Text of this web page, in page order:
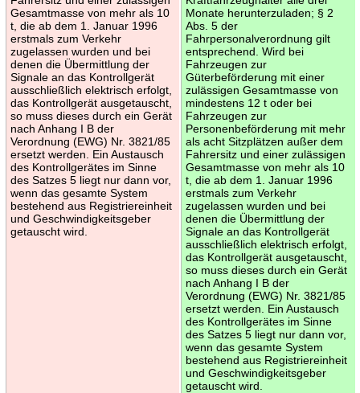
Gesamtmasse von mehr als 10
t, die ab dem 1. Januar 1996
erstmals zum Verkehr
zugelassen wurden und bei
denen die Übermittlung der
Signale an das Kontrollgerät
ausschließlich elektrisch erfolgt,
das Kontrollgerät ausgetauscht,
so muss dieses durch ein Gerät
nach Anhang I B der
Verordnung (EWG) Nr. 3821/85
ersetzt werden. Ein Austausch
des Kontrollgerätes im Sinne
des Satzes 5 liegt nur dann vor,
wenn das gesamte System
bestehend aus Registriereinheit
und Geschwindigkeitsgeber
getauscht wird.
Monate herunterzuladen; § 2
Abs. 5 der
Fahrpersonalverordnung gilt
entsprechend. Wird bei
Fahrzeugen zur
Güterbeförderung mit einer
zulässigen Gesamtmasse von
mindestens 12 t oder bei
Fahrzeugen zur
Personenbeförderung mit mehr
als acht Sitzplätzen außer dem
Fahrersitz und einer zulässigen
Gesamtmasse von mehr als 10
t, die ab dem 1. Januar 1996
erstmals zum Verkehr
zugelassen wurden und bei
denen die Übermittlung der
Signale an das Kontrollgerät
ausschließlich elektrisch erfolgt,
das Kontrollgerät ausgetauscht,
so muss dieses durch ein Gerät
nach Anhang I B der
Verordnung (EWG) Nr. 3821/85
ersetzt werden. Ein Austausch
des Kontrollgerätes im Sinne
des Satzes 5 liegt nur dann vor,
wenn das gesamte System
bestehend aus Registriereinheit
und Geschwindigkeitsgeber
getauscht wird.